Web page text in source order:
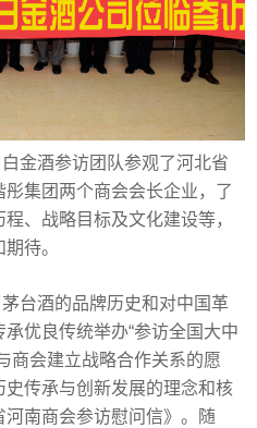
金酒参访团队参观了河北省
集团两个商会会长企业，了
、战略目标及文化建设等，
待。
台酒的品牌历史和对中国革
优良传统举办“参访全国大中
商会建立战略合作关系的愿
传承与创新发展的理念和核
南商会参访慰问信》。随